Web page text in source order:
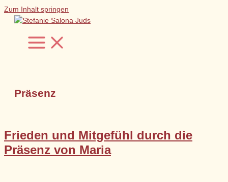
Zum Inhalt springen
Präsenz
Frieden und Mitgefühl durch die
Präsenz von Maria